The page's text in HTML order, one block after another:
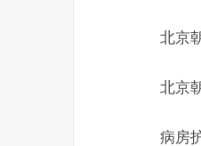
北京朝
北京朝
病房护